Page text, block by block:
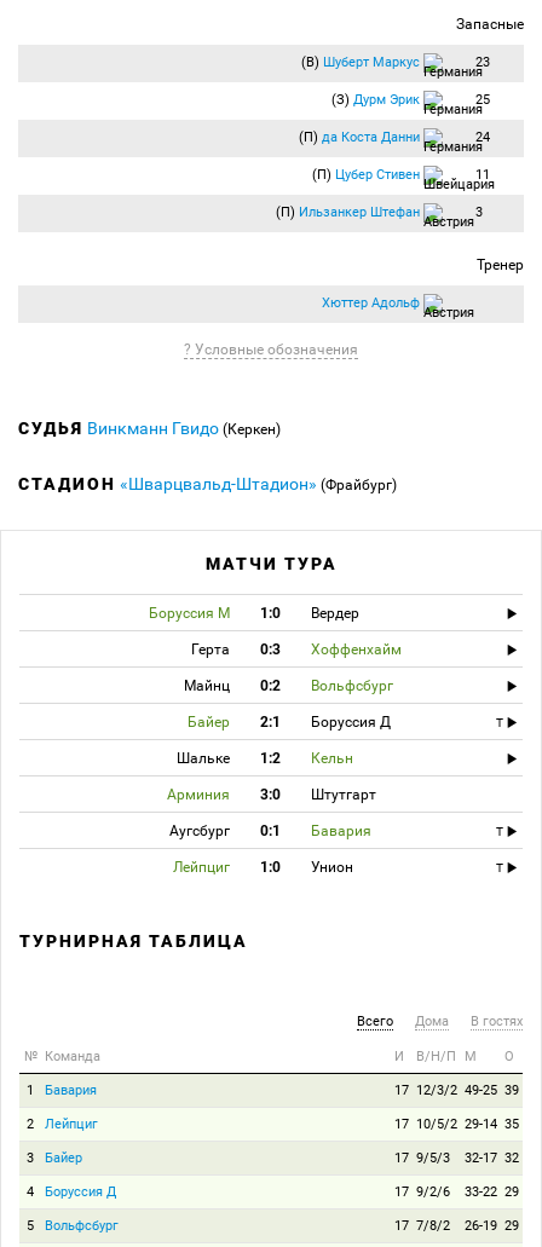
Запасные
(В) Шуберт Маркус 23
(З) Дурм Эрик 25
(П) да Коста Данни 24
(П) Цубер Стивен 11
(П) Ильзанкер Штефан 3
Тренер
Хюттер Адольф
? Условные обозначения
СУДЬЯ Винкманн Гвидо (Керкен)
СТАДИОН «Шварцвальд-Штадион» (Фрайбург)
МАТЧИ ТУРА
Боруссия М 1:0 Вердер
Герта 0:3 Хоффенхайм
Майнц 0:2 Вольфсбург
Байер 2:1 Боруссия Д T
Шальке 1:2 Кельн
Арминия 3:0 Штутгарт
Аугсбург 0:1 Бавария T
Лейпциг 1:0 Унион T
ТУРНИРНАЯ ТАБЛИЦА
Всего Дома В гостях
№ Команда И В/Н/П М О
1 Бавария 17 12/3/2 49-25 39
2 Лейпциг 17 10/5/2 29-14 35
3 Байер 17 9/5/3 32-17 32
4 Боруссия Д 17 9/2/6 33-22 29
5 Вольфсбург 17 7/8/2 26-19 29